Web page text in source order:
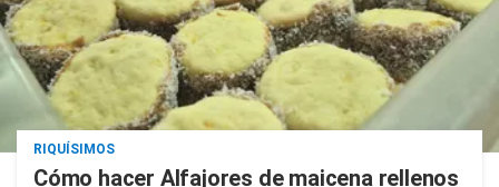
RIQUÍSIMOS
Cómo hacer Alfajores de maicena rellenos